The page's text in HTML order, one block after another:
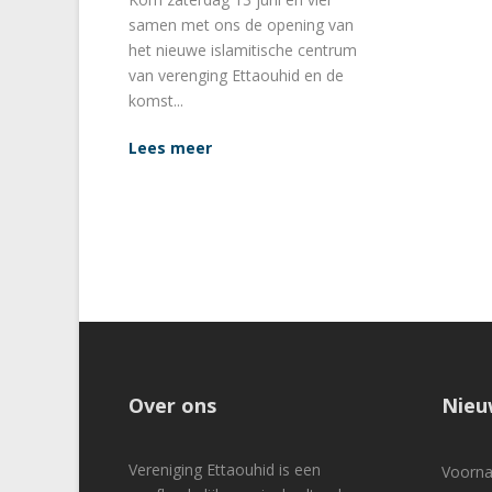
samen met ons de opening van
het nieuwe islamitische centrum
van verenging Ettaouhid en de
komst...
Lees meer
Over ons
Vereniging Ettaouhid is een